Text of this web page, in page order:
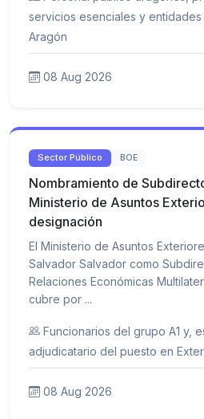
servicios esenciales y
Aragón
08 Aug 2026
Sector Público BOE
Nombramiento de
Ministerio de Asuntos
designación
El Ministerio de Asuntos
Salvador Salvador como
Relaciones Económicas
cubre por ...
Funcionarios del grupo A1 y,
adjudicatario del puesto en
08 Aug 2026